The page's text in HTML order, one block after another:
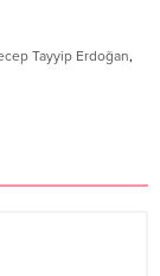
Tayyip Erdoğan,